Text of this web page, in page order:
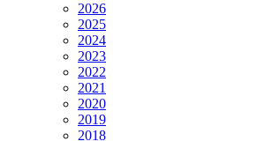
2026
2025
2024
2023
2022
2021
2020
2019
2018